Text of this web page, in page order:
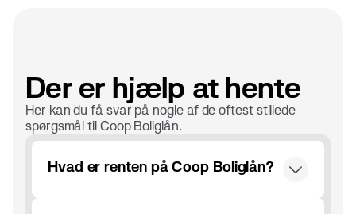
Der er hjælp at hente
Her kan du få svar på nogle af de oftest stillede
spørgsmål til Coop Boliglån.
Hvad er renten på Coop Boliglån?